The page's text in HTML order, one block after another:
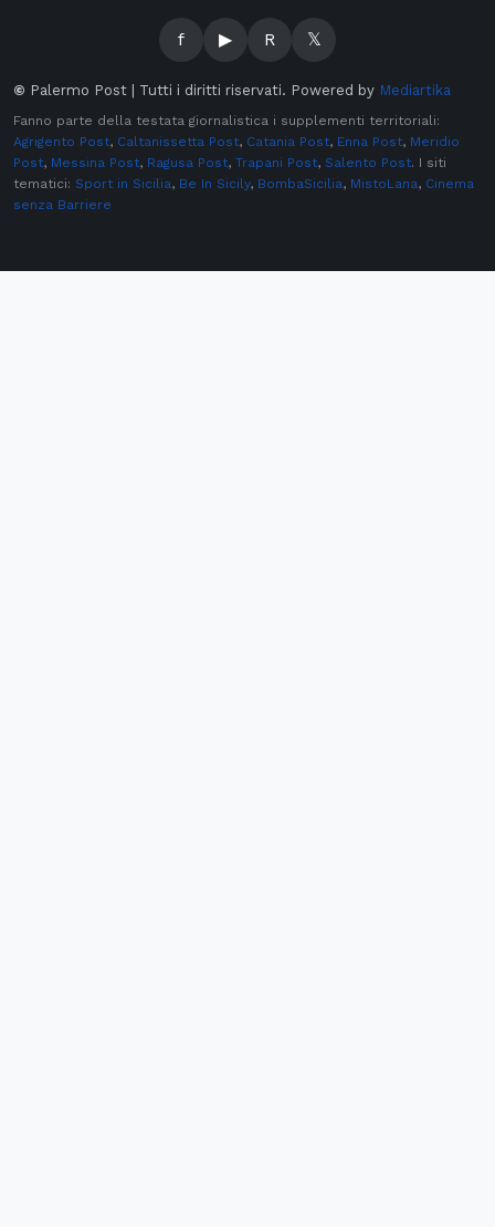
f ▶ R 𝕏
© Palermo Post | Tutti i diritti riservati. Powered by Mediartika
Fanno parte della testata giornalistica i supplementi territoriali:
Agrigento Post, Caltanissetta Post, Catania Post, Enna Post, Meridio
Post, Messina Post, Ragusa Post, Trapani Post, Salento Post. I siti
tematici: Sport in Sicilia, Be In Sicily, BombaSicilia, MistoLana, Cinema
senza Barriere